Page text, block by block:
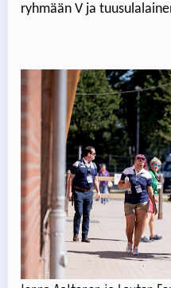
ryhmään V ja